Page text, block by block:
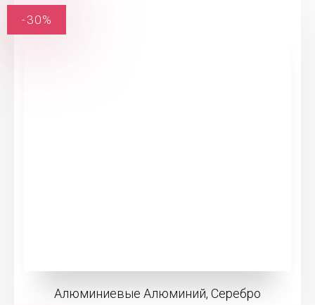
Алюминиевые Алюминий, Серебро
-30%